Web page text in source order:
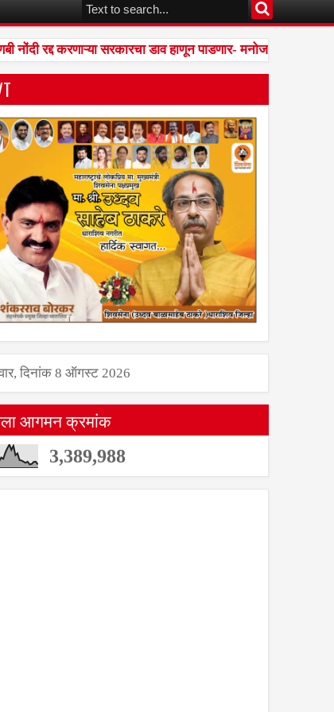
रद्द करणाऱ्या सरकारचा डाव हाणून पाडणार- मनोज जरांगे पाटील
दिनांक 8 ऑगस्ट 2026
आगमन क्रमांक
3,389,988